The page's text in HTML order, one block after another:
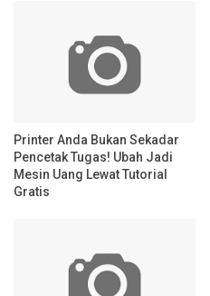
Printer Anda Bukan Sekadar
Pencetak Tugas! Ubah Jadi
Mesin Uang Lewat Tutorial
Gratis